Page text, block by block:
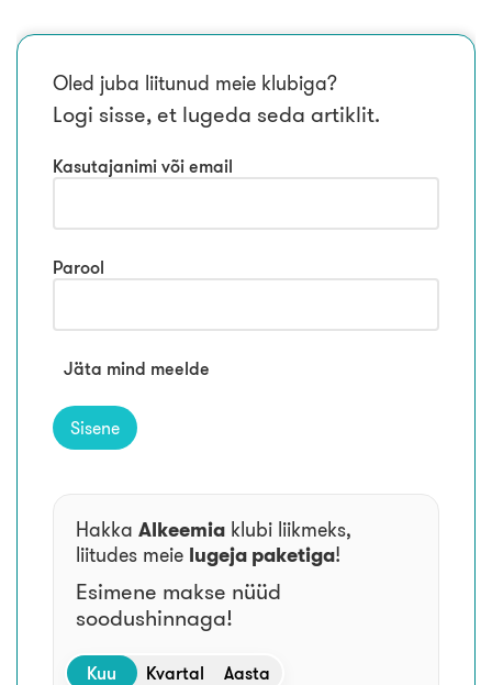
Oled juba liitunud meie klubiga?
Logi sisse, et lugeda seda artiklit.
Kasutajanimi või email
Parool
Jäta mind meelde
Hakka Alkeemia klubi liikmeks,
liitudes meie lugeja paketiga!
Esimene makse nüüd
soodushinnaga!
Kuu Kvartal Aasta